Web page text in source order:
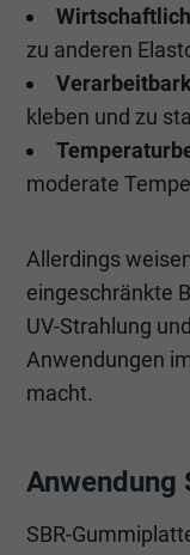
zu anderen
kleben und zu
moderate
Allerdings
eingeschränkte
UV-Strahlung
Anwendungen
macht.
Anwendung
SBR-